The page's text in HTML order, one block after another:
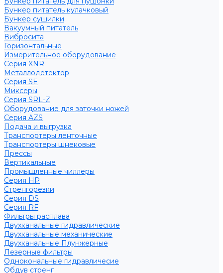
Бункер питатель кулачковый
Бункер сушилки
Вакуумный питатель
Вибросита
Горизонтальные
Измерительное оборудование
Серия XNR
Металлодетектор
Серия SE
Миксеры
Серия SRL-Z
Оборудование для заточки ножей
Серия AZS
Подача и выгрузка
Транспортеры ленточные
Транспортеры шнековые
Прессы
Вертикальные
Промышленные чиллеры
Серия HP
Стренгорезки
Серия DS
Серия RF
Фильтры расплава
Двухканальные гидравлические
Двухканальные механические
Двухканальные Плунжерные
Лезерные фильтры
Однокональные гидравличесие
Обдув стренг